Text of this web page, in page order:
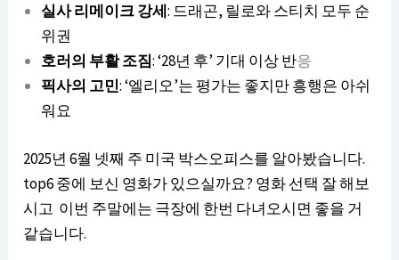
실사 리메이크 강세: 드래곤, 릴로와 스티치 모두 순
위권
호러의 부활 조짐: ‘28년 후’ 기대 이상 반응
픽사의 고민: ‘엘리오’는 평가는 좋지만 흥행은 아쉬
워요
2025년 6월 넷째 주 미국 박스오피스를 알아봤습니다.
top6 중에 보신 영화가 있으실까요? 영화 선택 잘 해보
시고 이번 주말에는 극장에 한번 다녀오시면 좋을 거
같습니다.